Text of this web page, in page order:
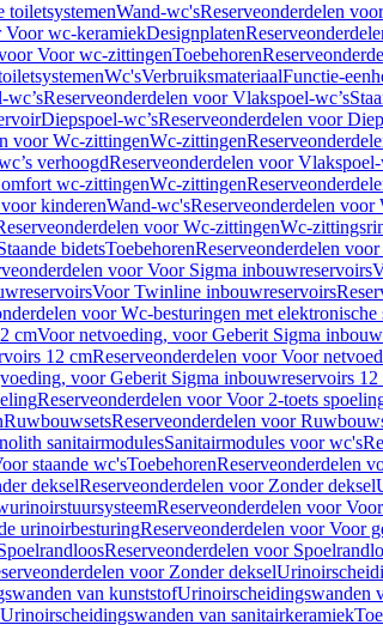
toiletsystemenWand-wc'sReserveonderdelen
Voor wc-keramiekDesignplaten
Voor wc-zittingenToebehoren
Wc'sVerbruiksmateriaalFunctie-
wc’sReserveonderdelen voor Vlakspoel-wc’s
Diepspoel-wc’sReserveonderdelen voor
voor Wc-zittingenWc-zittingen
verhoogdReserveonderdelen voor Vlakspoel-
wc-zittingenWc-zittingen
kinderenWand-wc'sReserveonderdelen voor
voor Wc-zittingenWc-
bidetsToebehorenReserveonderdelen
voor Voor Sigma inbouwreservoirs
Voor Twinline inbouwreservoirs
voor Wc-besturingen met
cmVoor netvoeding, voor Geberit Sigma
12 cmReserveonderdelen voor Voor
voor Geberit Sigma inbouwreservoirs 12
Reserveonderdelen voor Voor 2-toets
RuwbouwsetsReserveonderdelen voor
sanitairmodulesSanitairmodules voor wc's
staande wc'sToebehorenReserveonderdelen
dekselReserveonderdelen voor Zonder deksel
Reserveonderdelen voor
urinoirbesturingReserveonderdelen voor Voor
Reserveonderdelen voor
voor Zonder deksel
van kunststofUrinoirscheidingswanden
van sanitairkeramiek